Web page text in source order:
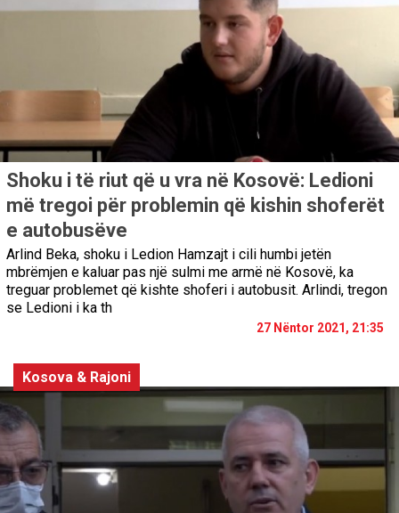
Shoku i të riut që u vra në Kosovë: Ledioni
më tregoi për problemin që kishin shoferët
e autobusëve
Arlind Beka, shoku i Ledion Hamzajt i cili humbi jetën
mbrëmjen e kaluar pas një sulmi me armë në Kosovë, ka
treguar problemet që kishte shoferi i autobusit. Arlindi, tregon
se Ledioni i ka th
27 Nëntor 2021, 21:35
Kosova & Rajoni